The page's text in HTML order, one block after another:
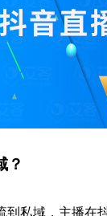
？
到私域，主播在